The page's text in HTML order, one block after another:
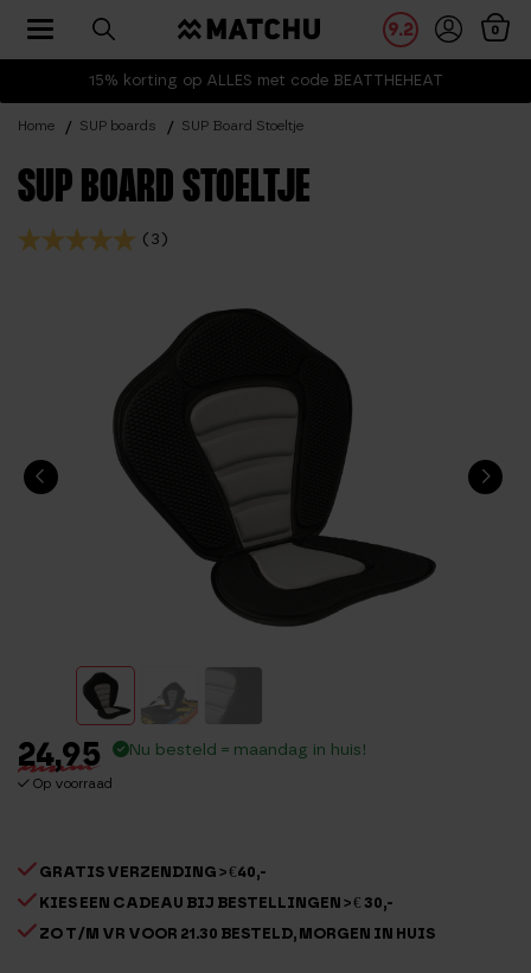
15% korting op ALLES met code BEATTHEHEAT
9.2 0
Toggle navigation
Home SUP boards SUP Board Stoeltje
SUP BOARD STOELTJE
(3)
24,95
Op voorraad
Nu besteld = maandag in huis!
GRATIS VERZENDING > €40,-
KIES EEN CADEAU BIJ BESTELLINGEN > € 30,-
ZO T/M VR VOOR 21.30 BESTELD, MORGEN IN HUIS